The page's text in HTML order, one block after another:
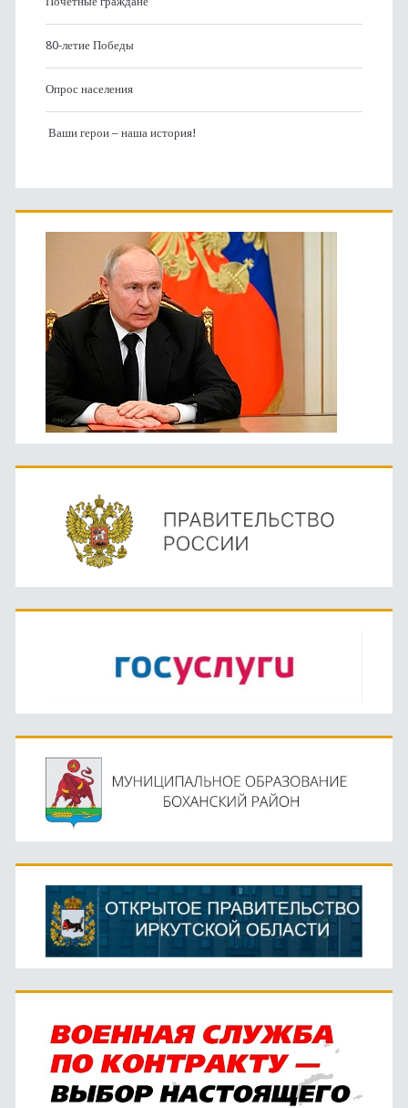
80-летие Победы
Опрос населения
Ваши герои – наша история!